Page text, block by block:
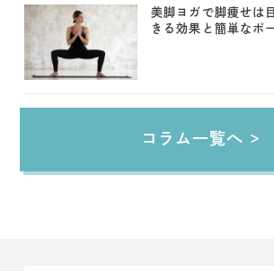
美脚ヨガで脚痩せは
きる効果と簡単なポ
コラム一覧へ